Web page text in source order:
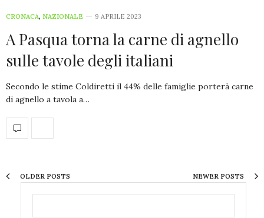
CRONACA, NAZIONALE 9 APRILE 2023
A Pasqua torna la carne di agnello
sulle tavole degli italiani
Secondo le stime Coldiretti il 44% delle famiglie porterà carne
di agnello a tavola a…
OLDER POSTS NEWER POSTS